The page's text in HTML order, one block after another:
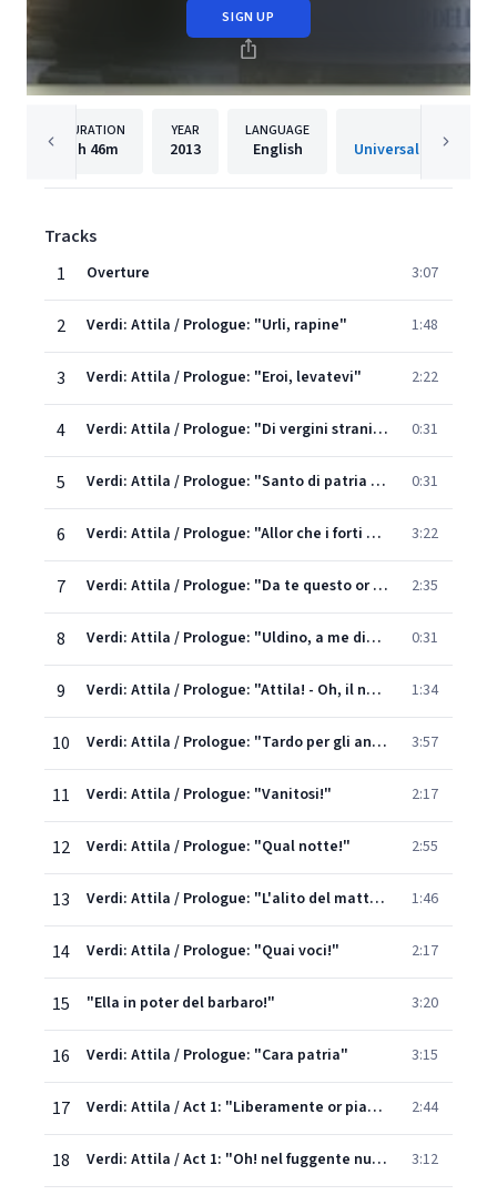
SIGN UP
DURATION
1h 46m
YEAR
2013
LANGUAGE
English Universal
Tracks
1
Overture 3:07
2 Verdi: Attila / Prologue: "Urli, rapine" 1:48
3 Verdi: Attila / Prologue: "Eroi, levatevi" 2:22
4 Verdi: Attila / Prologue: "Di vergini straniere" 0:31
5 Verdi: Attila / Prologue: "Santo di patria indefinito amor!" 0:31
6 Verdi: Attila / Prologue: "Allor che i forti corrono" 3:22
7 Verdi: Attila / Prologue: "Da te questo or m'è concesso" 2:35
8 Verdi: Attila / Prologue: "Uldino, a me dinanzi l'inviato" 0:31
9 Verdi: Attila / Prologue: "Attila! - Oh, il nobil messo!" 1:34
10 Verdi: Attila / Prologue: "Tardo per gli anni, e tremulo" 3:57
11 Verdi: Attila / Prologue: "Vanitosi!" 2:17
12 Verdi: Attila / Prologue: "Qual notte!" 2:55
13 Verdi: Attila / Prologue: "L'alito del mattin - Preghiam!" 1:46
14 Verdi: Attila / Prologue: "Quai voci!" 2:17
15 "Ella in poter del barbaro!" 3:20
16 Verdi: Attila / Prologue: "Cara patria" 3:15
17 Verdi: Attila / Act 1: "Liberamente or piangi" 2:44
18 Verdi: Attila / Act 1: "Oh! nel fuggente nuvolo" 3:12